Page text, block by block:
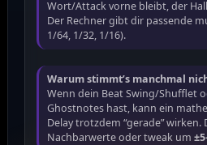
Wort/Attack vorne bleibt, der
Der Rechner gibt dir passende
1/64, 1/32, 1/16).
Warum stimmt’s manchmal
Wenn dein Beat Swing/Shufflet
Ghostnotes hast, kann ein
Delay trotzdem “gerade”
Nachbarwerte oder tweak um